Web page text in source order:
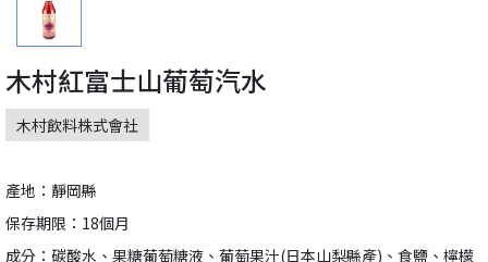
木村紅富士山葡萄汽水
木村飲料株式會社
產地：靜岡縣
保存期限：18個月
成分：碳酸水、果糖葡萄糖液、葡萄果汁(日本山梨縣產)、食鹽、檸檬